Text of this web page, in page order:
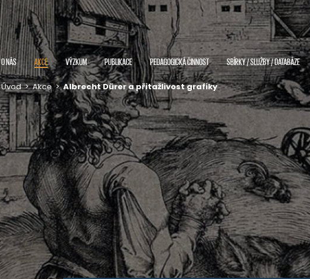
O NÁS AKCE VÝZKUM PUBLIKACE PEDAGOGICKÁ ČINNOST SBÍRKY / SLUŽBY / DATABÁZE
Úvod>Akce>Albrecht Dürer a přitažlivost grafiky